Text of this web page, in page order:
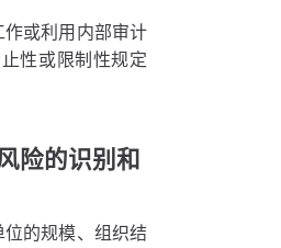
或利用内部审计
性或限制性规定
险的识别和
的规模、组织结